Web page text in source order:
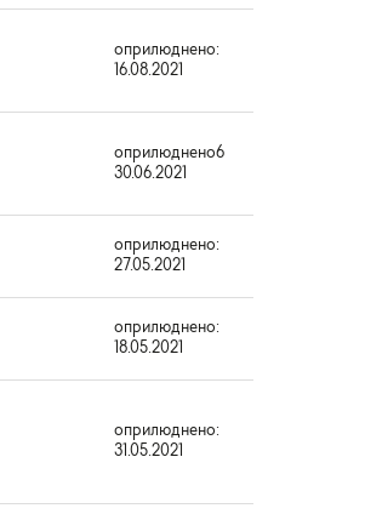
оприлюднено:
16.08.2021
оприлюднено6
30.06.2021
оприлюднено:
27.05.2021
оприлюднено:
18.05.2021
оприлюднено:
31.05.2021